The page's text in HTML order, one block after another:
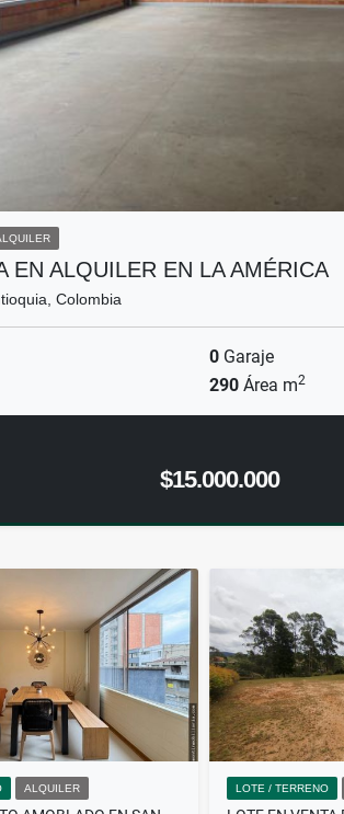
EN ALQUILER EN LA AMÉRICA
Colombia
0 Garaje
290 Área m2
$15.000.000
ALQUILER LOTE / TERRENO